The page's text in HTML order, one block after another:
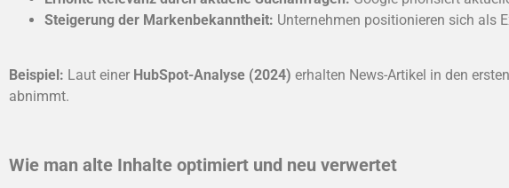
Steigerung der Markenbekanntheit: Unternehmen positionieren sich als
Beispiel: Laut einer HubSpot-Analyse (2024) erhalten News-Artikel in den ersten
abnimmt.
Wie man alte Inhalte optimiert und neu verwertet